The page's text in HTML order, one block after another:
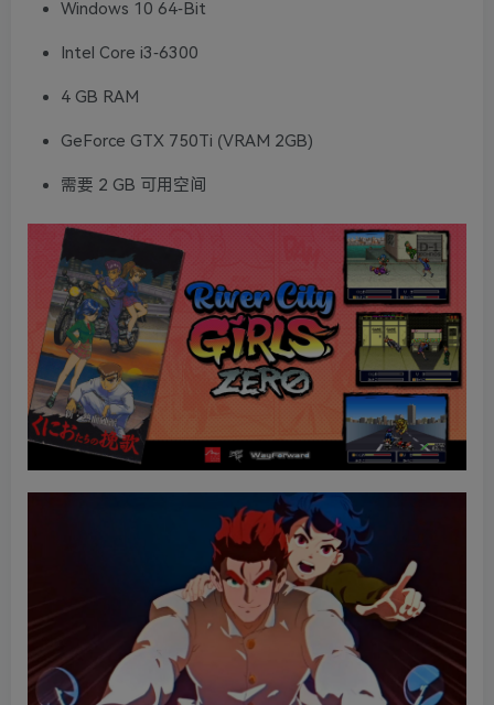
Windows 10 64-Bit
Intel Core i3-6300
4 GB RAM
GeForce GTX 750Ti (VRAM 2GB)
需要 2 GB 可用空间